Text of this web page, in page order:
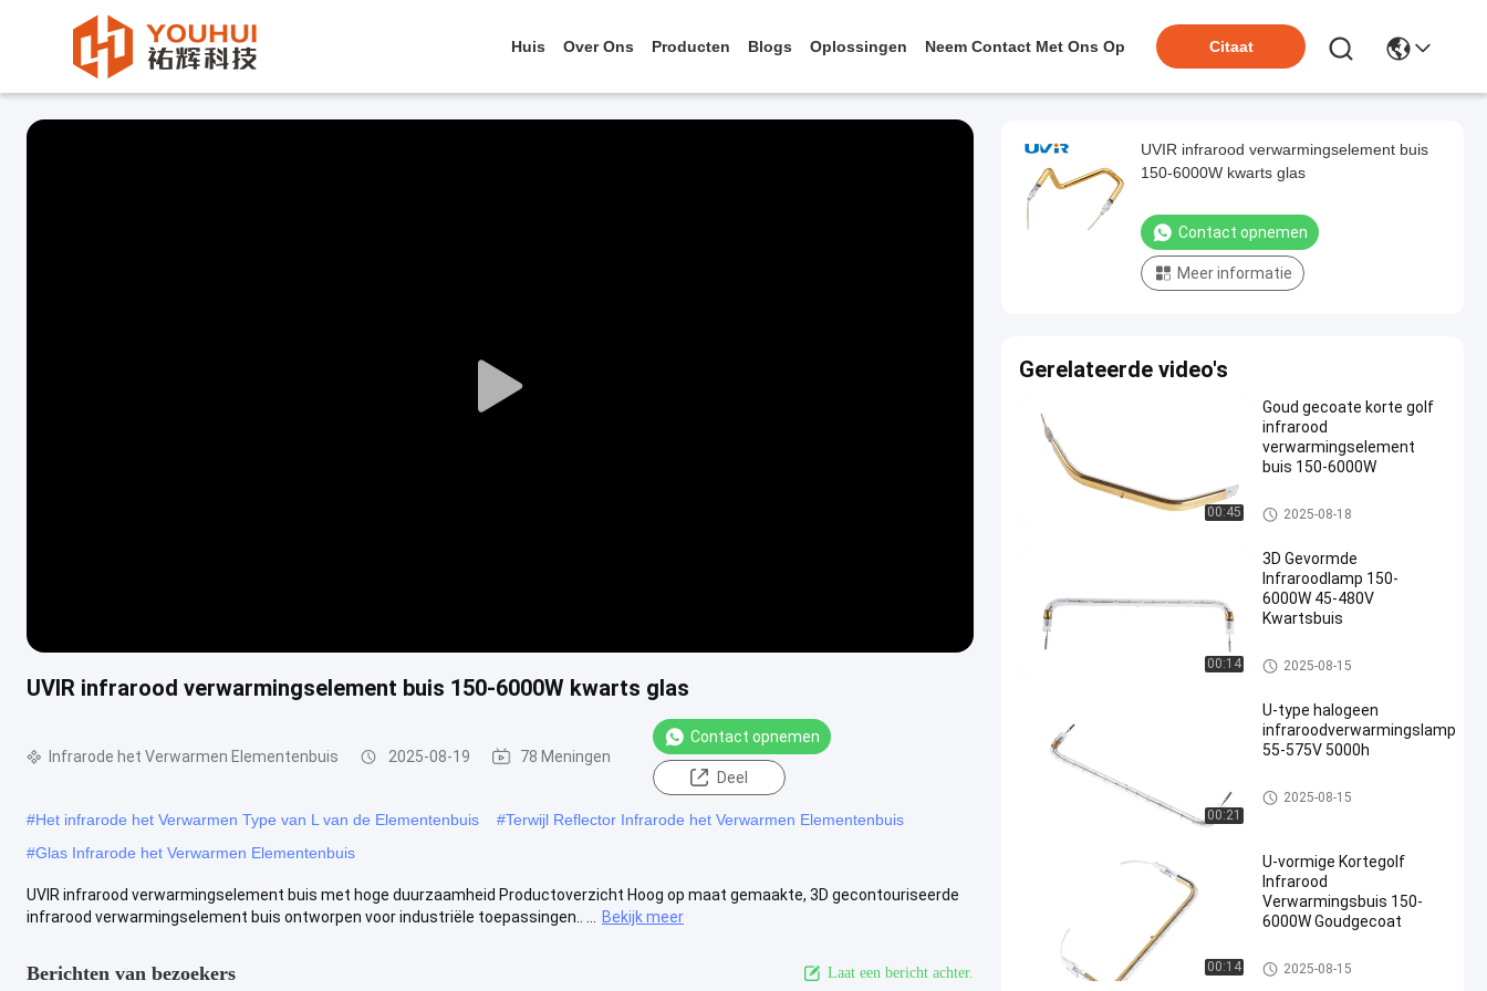
Huis Over Ons Producten Blogs Oplossingen Neem Contact Met Ons Op Citaat
Play
UVIR infrarood verwarmingselement buis 150-6000W kwarts glas
Infrarode het Verwarmen Elementenbuis 2025-08-19 78 Meningen
Contact opnemen
Deel
#Het infrarode het Verwarmen Type van L van de Elementenbuis #Terwijl Reflector Infrarode het Verwarmen Elementenbuis
#Glas Infrarode het Verwarmen Elementenbuis
UVIR infrarood verwarmingselement buis met hoge duurzaamheid Productoverzicht Hoog op maat gemaakte, 3D gecontouriseerde
infrarood verwarmingselement buis ontworpen voor industriële toepassingen.. ...
Bekijk meer
Berichten van bezoekers Laat een bericht achter.
UVIR infrarood verwarmingselement buis
150-6000W kwarts glas
Contact opnemen
Meer informatie
Gerelateerde video's
00:45
Goud gecoate korte golf
infrarood
verwarmingselement
buis 150-6000W
Infrarode het Verwarmen Elem
entenbuis
2025-08-18
00:14
3D Gevormde
Infraroodlamp 150-
6000W 45-480V
Kwartsbuis
Infrarode het Verwarmen Elem
entenbuis
2025-08-15
00:21
U-type halogeen
infraroodverwarmingslamp
55-575V 5000h
Infrarode het Verwarmen Eleme
ntenbuis
2025-08-15
00:14
U-vormige Kortegolf
Infrarood
Verwarmingsbuis 150-
6000W Goudgecoat
Infrarode het Verwarmen Elem
entenbuis
2025-08-15